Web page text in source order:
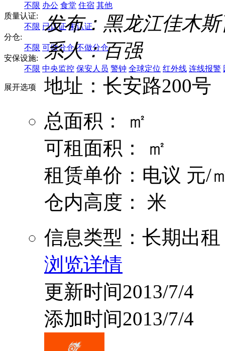
不限 办公 食堂 住宿 其他
质量认证:
不限 已认证 未认证
分仓:
不限 可做分仓 不做分仓
安保设施:
不限 中央监控 保安人员 警钟 全球定位 红外线 连线报警
展开选项
发布：黑龙江佳木
系人：百强
地址：长安路200号
总面积： ㎡
可租面积： ㎡
租赁单价：电议 元/
仓内高度： 米
信息类型：长期出租
浏览详情
更新时间2013/7/4
添加时间2013/7/4